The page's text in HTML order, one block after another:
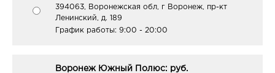
394063, Воронежская обл, г Воронеж, пр-кт
Ленинский, д. 189
График работы: 9:00 - 20:00
Воронеж Южный Полюс: руб.